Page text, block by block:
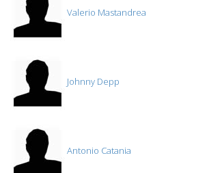
Valerio Mastandrea
Johnny Depp
Antonio Catania